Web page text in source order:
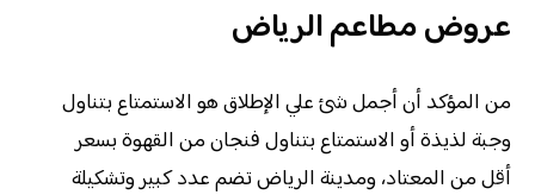
عروض مطاعم الرياض
من المؤكد أن أجمل شئ علي الإطلاق هو الاستمتاع بتناول
وجبة لذيذة أو الاستمتاع بتناول فنجان من القهوة بسعر
أقل من المعتاد، ومدينة الرياض تضم عدد كبير وتشكيلة